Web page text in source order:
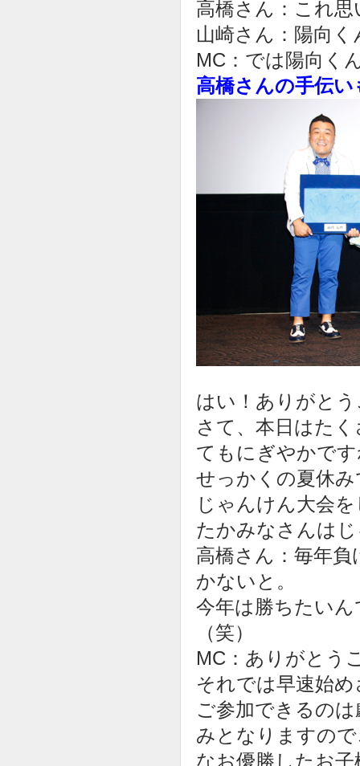
高橋さん：これ
山崎さん：陽向
MC：では陽向く
高橋さんの手伝
はい！ありがと
さて、本日はた
てもにぎやかで
せっかくの夏休
じゃんけん大会
たかみなさんは
高橋さん：毎年
かないと。
今年は勝ちたい
（笑）
MC：ありがとう
それでは早速始
ご参加できるの
みとなりますの
なお優勝したお